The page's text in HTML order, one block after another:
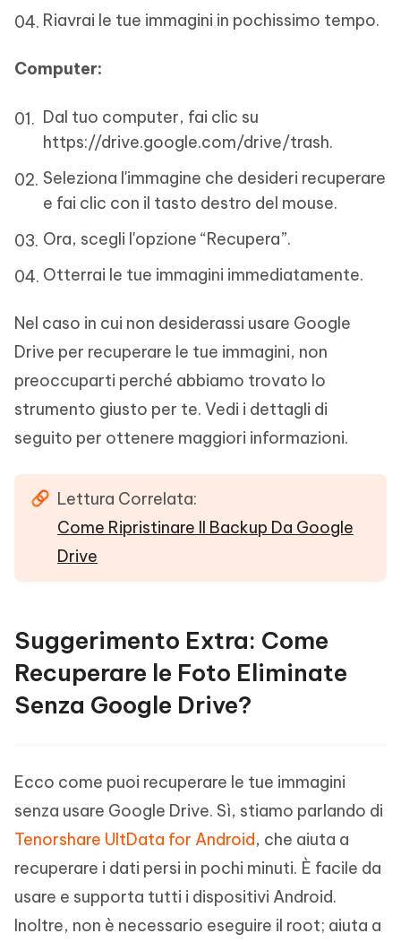
Riavrai le tue immagini in pochissimo tempo.
Computer:
Dal tuo computer, fai clic su
https://drive.google.com/drive/trash.
Seleziona l'immagine che desideri recuperare
e fai clic con il tasto destro del mouse.
Ora, scegli l'opzione “Recupera”.
Otterrai le tue immagini immediatamente.
Nel caso in cui non desiderassi usare Google
Drive per recuperare le tue immagini, non
preoccuparti perché abbiamo trovato lo
strumento giusto per te. Vedi i dettagli di
seguito per ottenere maggiori informazioni.
Lettura Correlata:
Come Ripristinare Il Backup Da Google
Drive
Suggerimento Extra: Come
Recuperare le Foto Eliminate
Senza Google Drive?
Ecco come puoi recuperare le tue immagini
senza usare Google Drive. Sì, stiamo parlando di
Tenorshare UltData for Android, che aiuta a
recuperare i dati persi in pochi minuti. È facile da
usare e supporta tutti i dispositivi Android.
Inoltre, non è necessario eseguire il root; aiuta a